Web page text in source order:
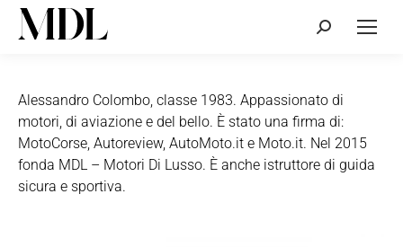
Cerca:
Alessandro Colombo, classe 1983. Appassionato di
motori, di aviazione e del bello. È stato una firma di:
MotoCorse, Autoreview, AutoMoto.it e Moto.it. Nel 2015
fonda MDL – Motori Di Lusso. È anche istruttore di guida
sicura e sportiva.